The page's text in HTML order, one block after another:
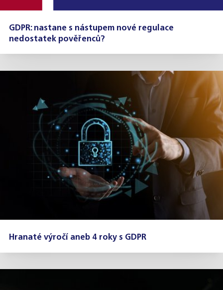
GDPR: nastane s nástupem nové regulace
nedostatek pověřenců?
Hranaté výročí aneb 4 roky s GDPR